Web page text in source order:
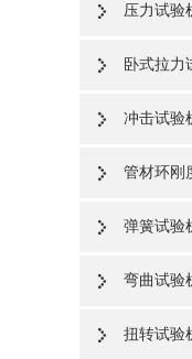
压力试验
卧式拉力
冲击试验
管材环刚
弹簧试验
弯曲试验
扭转试验